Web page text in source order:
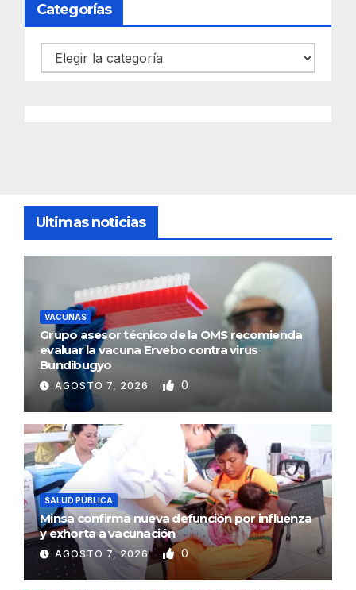
Categorías
Categorías
Ultimas noticias
VACUNAS
Grupo asesor técnico de la OMS recomienda
evaluar la vacuna Ervebo contra virus
Bundibugyo
AGOSTO 7, 2026 0
SALUD PÚBLICA
Minsa confirma nueva defunción por influenza
y exhorta a vacunación
AGOSTO 7, 2026 0